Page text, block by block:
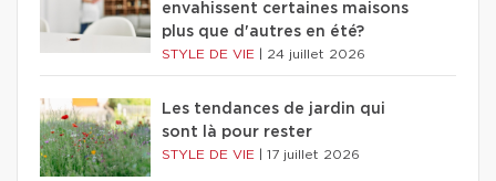
envahissent certaines maisons
plus que d'autres en été?
STYLE DE VIE 24 juillet 2026
Les tendances de jardin qui
sont là pour rester
STYLE DE VIE 17 juillet 2026